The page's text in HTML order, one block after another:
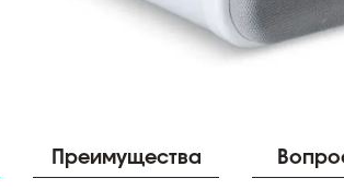
Преимущества